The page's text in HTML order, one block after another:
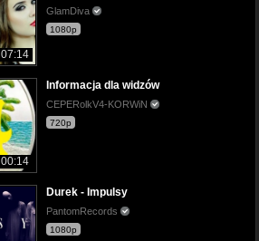
07:14
GlamDiva
1080p
00:14
Informacja dla widzów
CEPERolkV4-KORWiN
720p
Durek - Impulsy
PantomRecords
1080p